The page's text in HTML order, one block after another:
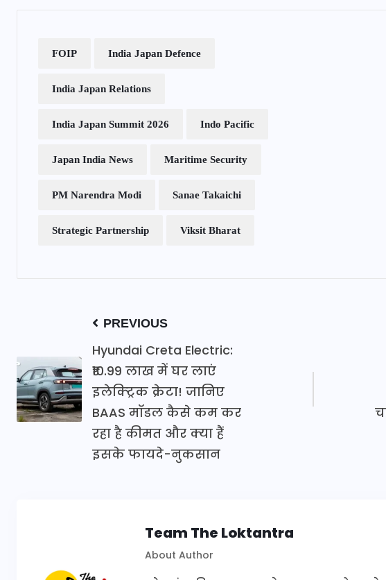
FOIP India Japan Defence
India Japan Relations
India Japan Summit 2026 Indo Pacific
Japan India News Maritime Security
PM Narendra Modi Sanae Takaichi
Strategic Partnership Viksit Bharat
PREVIOUS
Hyundai Creta Electric:
₹10.99 लाख में घर लाएं
इलेक्ट्रिक क्रेटा! जानिए
BAAS मॉडल कैसे कम कर
रहा है कीमत और क्या हैं
इसके फायदे-नुकसान
Team The Loktantra
About Author